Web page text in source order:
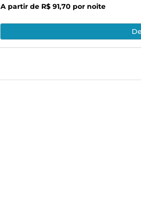
A partir de R$ 91,70 por noite